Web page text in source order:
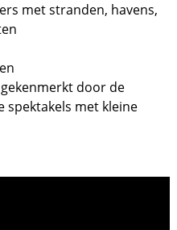
met stranden, havens,
door de
spektakels met kleine